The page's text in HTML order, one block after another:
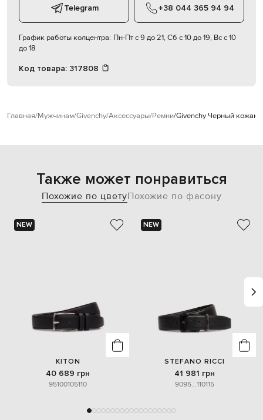
Telegram +38 044 365 94 94
График работы колцентра: Пн-Пт с 9 до 21, Сб с 10 до 19, Вс с 10
до 18
Код товара: 317808
Главная Мужчинам Givenchy Аксессуары Ремни Givenchy Черный
Также может понравиться
Похожие по цветуПохожие по фасону
NEW
KITON
40 689 грн
95100105110
NEW
STEFANO RICCI
41 981 грн
9095...110115